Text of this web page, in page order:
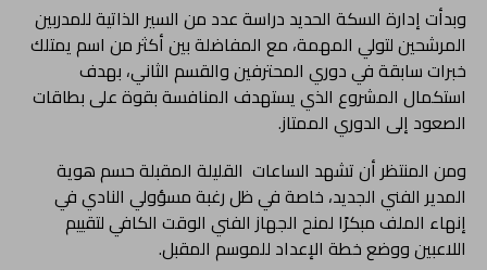
وبدأت إدارة السكة الحديد دراسة عدد من السير الذاتية للمدربين
المرشحين لتولي المهمة، مع المفاضلة بين أكثر من اسم يمتلك
خبرات سابقة في دوري المحترفين والقسم الثاني، بهدف
استكمال المشروع الذي يستهدف المنافسة بقوة على بطاقات
الصعود إلى الدوري الممتاز.
ومن المنتظر أن تشهد الساعات القليلة المقبلة حسم هوية
المدير الفني الجديد، خاصة في ظل رغبة مسؤولي النادي في
إنهاء الملف مبكرًا لمنح الجهاز الفني الوقت الكافي لتقييم
اللاعبين ووضع خطة الإعداد للموسم المقبل.